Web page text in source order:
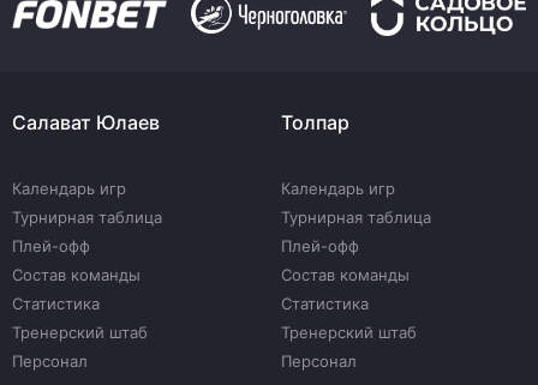
Салават Юлаев
Календарь игр
Турнирная таблица
Плей-офф
Состав команды
Статистика
Тренерский штаб
Персонал
Толпар
Календарь игр
Турнирная таблица
Плей-офф
Состав команды
Статистика
Тренерский штаб
Персонал